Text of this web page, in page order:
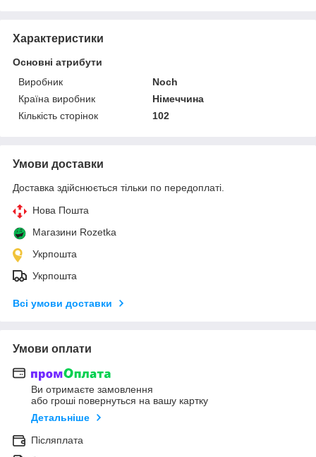
Характеристики
Основні атрибути
Виробник
Noch
Країна виробник
Німеччина
Кількість сторінок
102
Умови доставки
Доставка здійснюється тільки по передоплаті.
Нова Пошта
Магазини Rozetka
Укрпошта
Укрпошта
Всі умови доставки
Умови оплати
Ви отримаєте замовлення
або гроші повернуться на вашу картку
Детальніше
Післяплата